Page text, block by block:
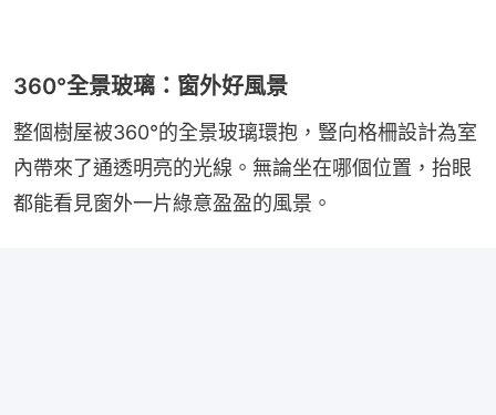
360°全景玻璃：窗外好風景
整個樹屋被360°的全景玻璃環抱，豎向格柵設計為室
內帶來了通透明亮的光線。無論坐在哪個位置，抬眼
都能看見窗外一片綠意盈盈的風景。